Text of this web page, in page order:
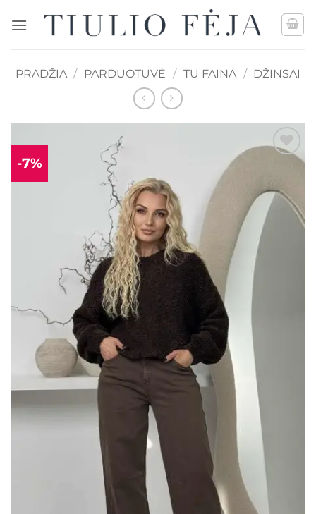
PRADŽIA / PARDUOTUVĖ / TU FAINA / DŽINSAI
-7% Mėgstamiausias